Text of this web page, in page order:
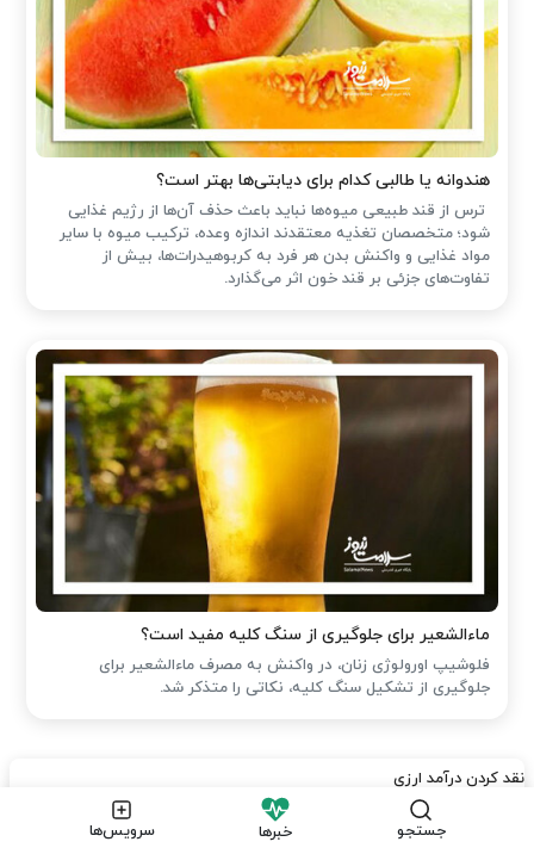
هندوانه یا طالبی کدام برای دیابتی‌ها بهتر است؟
ترس از قند طبیعی میوه‌ها نباید باعث حذف آن‌ها از رژیم غذایی
شود؛ متخصصان تغذیه معتقدند اندازه وعده، ترکیب میوه با سایر
مواد غذایی و واکنش بدن هر فرد به کربوهیدرات‌ها، بیش از
تفاوت‌های جزئی بر قند خون اثر می‌گذارد.
ماءالشعیر برای جلوگیری از سنگ کلیه مفید است؟
فلوشیپ اورولوژی زنان، در واکنش به مصرف ماءالشعیر برای
جلوگیری از تشکیل سنگ کلیه، نکاتی را متذکر شد.
نقد کردن درآمد ارزی
قیمت و خرید سمعک
جستجو خبرها سرویس‌ها